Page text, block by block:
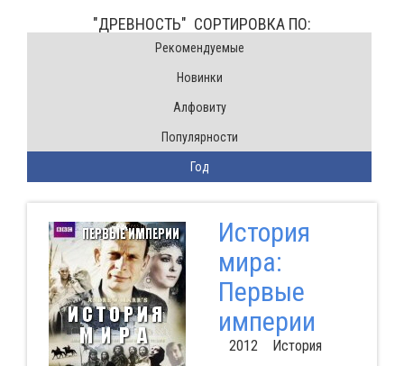
"ДРЕВНОСТЬ" CОРТИРОВКА ПО:
Pекомендуемые
Новинки
Алфовиту
Популярности
Год
История
мира:
Первые
империи
2012 История